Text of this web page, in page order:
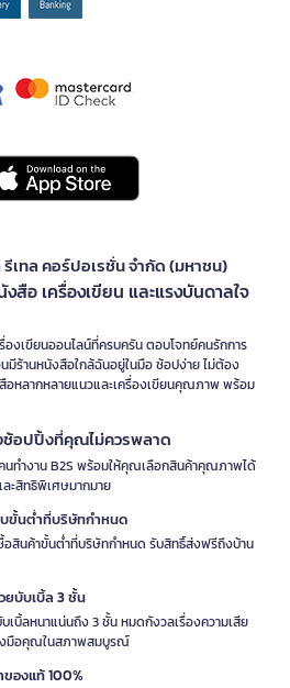
รีเทล คอร์ปอเรชั่น จำกัด (มหาชน)
สือ เครื่องเขียน และแรงบันดาลใจ
องเขียนออนไลน์ที่ครบครัน ตอบโจทย์คนรักการ
มีร้านหนังสือใกล้ฉันอยู่ในมือ ช้อปง่าย ไม่ต้อง
อหลากหลายแนวและเครื่องเขียนคุณภาพ พร้อม
ช้อปปิ้งที่คุณไม่ควรพลาด
นทำงาน B2S พร้อมให้คุณเลือกสินค้าคุณภาพได้
ะสิทธิพิเศษมากมาย
ขั้นต่ำที่บริษัทกำหนด
สินค้าขั้นต่ำที่บริษัทกำหนด รับสิทธิ์ส่งฟรีถึงบ้าน
บับเบิ้ล 3 ชั้น
บิ้ลหนาแน่นถึง 3 ชั้น หมดกังวลเรื่องความเสีย
งมือคุณในสภาพสมบูรณ์
องแท้ 100%